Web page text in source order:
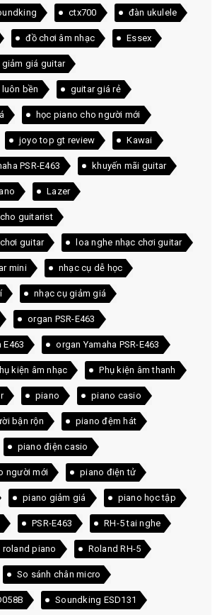
ctx700 đàn ukulele
đồ chơi âm nhạc Essex
giảm giá guitar
bền guitar giá rẻ
học piano cho người mới
joyo top gt review Kawai
PSR-E463 khuyến mãi guitar
Lazer
guitarist
guitar loa nghe nhạc chơi guitar
mini nhạc cụ dễ học
nhạc cụ giảm giá
organ PSR-E463
E463 organ Yamaha PSR-E463
kiện âm nhạc Phụ kiện âm thanh
piano piano casio
bận rộn piano đệm hát
piano điện casio
người mới piano điện tử
piano giảm giá piano học tập
PSR-E463 RH-5 tai nghe
roland piano Roland RH-5
So sánh chân micro
Soundking ESD131